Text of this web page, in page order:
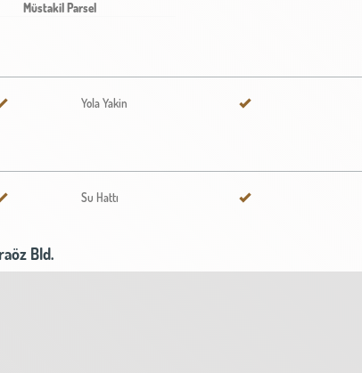
Müstakil Parsel
Yola Yakin
Su Hattı
Bld.